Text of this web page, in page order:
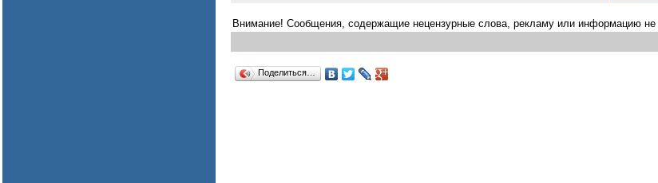
Внимание! Сообщения, содержащие нецензурные слова, рекламу или информацию
Поделиться…